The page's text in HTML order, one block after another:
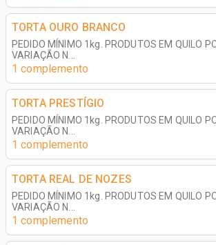
TORTA OURO BRANCO
PEDIDO MÍNIMO 1kg. PRODUTOS EM QUILO
VARIAÇÃO N...
1 complemento
TORTA PRESTÍGIO
PEDIDO MÍNIMO 1kg. PRODUTOS EM QUILO
VARIAÇÃO N...
1 complemento
TORTA REAL DE NOZES
PEDIDO MÍNIMO 1kg. PRODUTOS EM QUILO
VARIAÇÃO N...
1 complemento